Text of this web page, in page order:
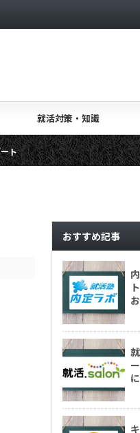
就活対策・知識
就活.salon・取材レポート
おすすめ記事